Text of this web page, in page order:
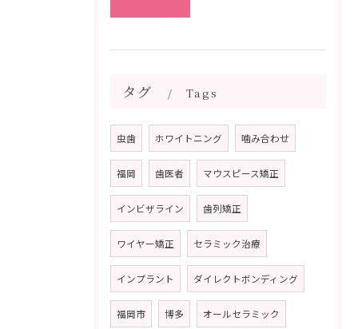
タグ Tags
虫歯 ホワイトニング 噛み合わせ
福岡 歯医者 マウスピース矯正
インビザライン 歯列矯正
ワイヤー矯正 セラミック治療
インプラント ダイレクトボンディング
福岡市 博多 オールセラミック